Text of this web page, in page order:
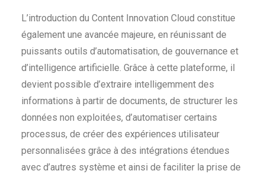
L’introduction du Content Innovation Cloud constitue
également une avancée majeure, en réunissant de
puissants outils d’automatisation, de gouvernance et
d’intelligence artificielle. Grâce à cette plateforme, il
devient possible d’extraire intelligemment des
informations à partir de documents, de structurer les
données non exploitées, d’automatiser certains
processus, de créer des expériences utilisateur
personnalisées grâce à des intégrations étendues
avec d’autres système et ainsi de faciliter la prise de